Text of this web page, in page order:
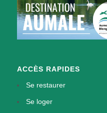
ACCÈS RAPIDES
Se restaurer
Se loger